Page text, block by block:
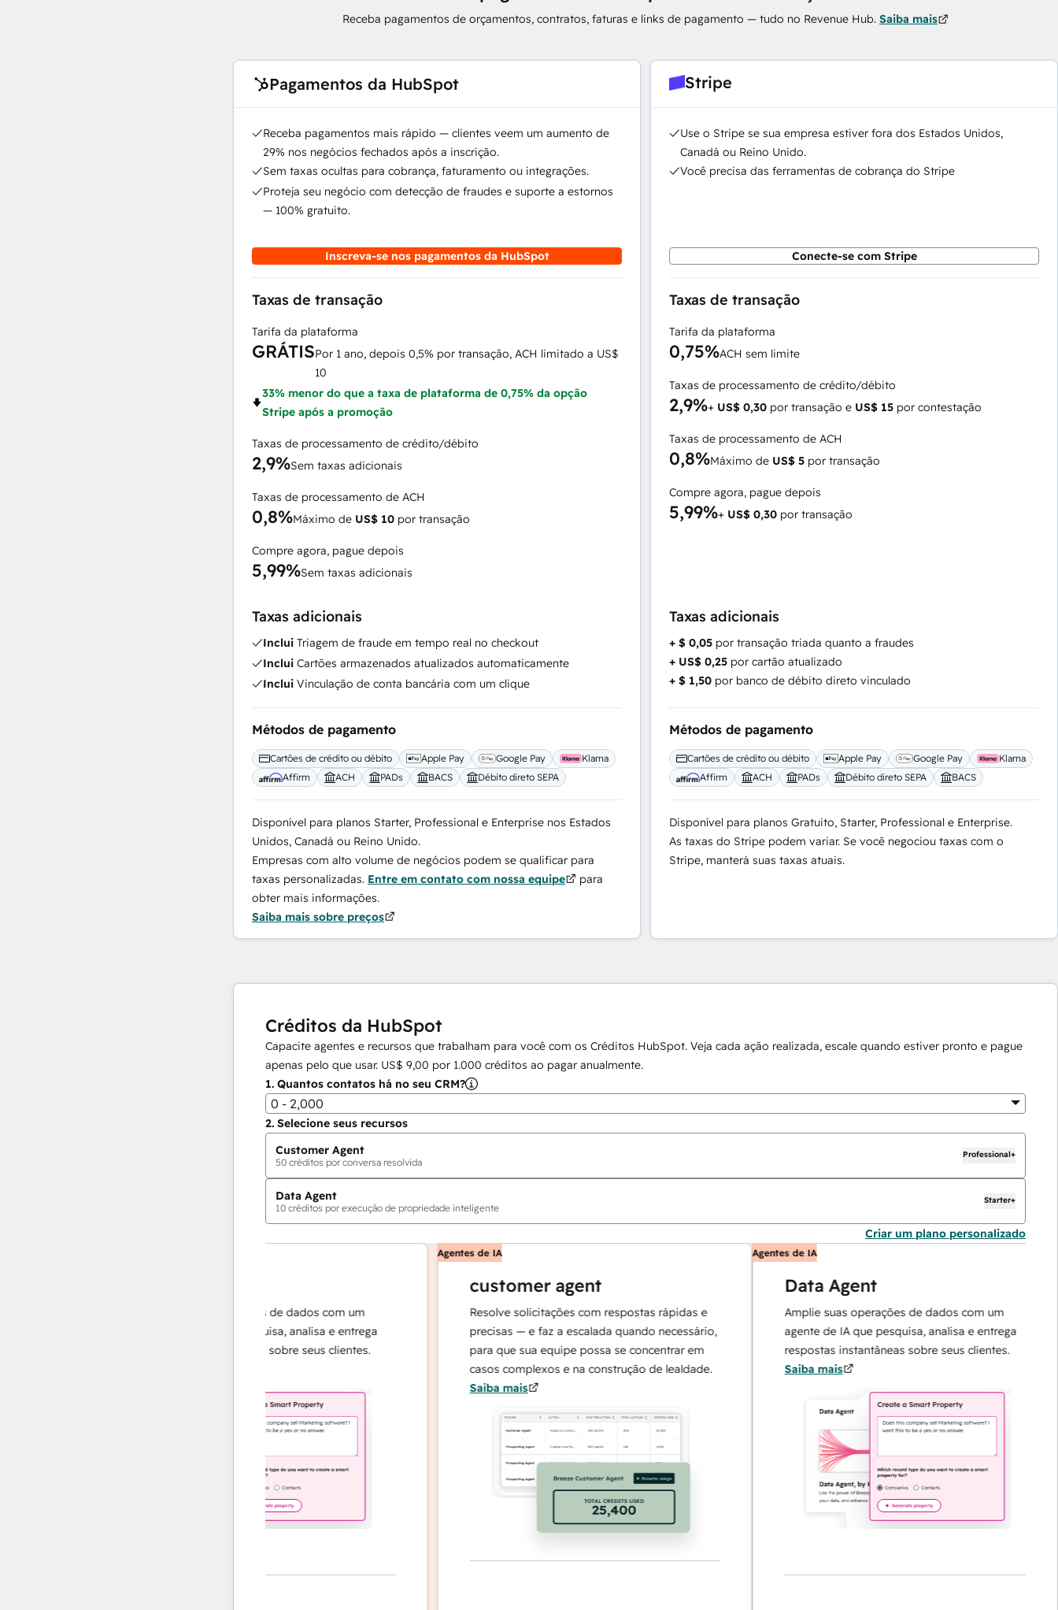
Receba pagamentos de orçamentos, contratos, faturas e links de pagamento — tudo no Revenue Hub. Saiba mais
Pagamentos da HubSpot Stripe
Receba pagamentos mais rápido — clientes veem um aumento de
29% nos negócios fechados após a inscrição.
Sem taxas ocultas para cobrança, faturamento ou integrações.
Proteja seu negócio com detecção de fraudes e suporte a estornos
— 100% gratuito.
Use o Stripe se sua empresa estiver fora dos Estados Unidos,
Canadá ou Reino Unido.
Você precisa das ferramentas de cobrança do Stripe
Inscreva-se nos pagamentos da HubSpot Conecte-se com Stripe
Taxas de transação
Tarifa da plataforma
GRÁTISPor 1 ano, depois 0,5% por transação, ACH limitado a US$
10
33% menor do que a taxa de plataforma de 0,75% da opção
Stripe após a promoção
Taxas de processamento de crédito/débito
2,9%Sem taxas adicionais
Taxas de processamento de ACH
0,8%Máximo de US$ 10 por transação
Compre agora, pague depois
5,99%Sem taxas adicionais
Taxas de transação
Tarifa da plataforma
0,75%ACH sem limite
Taxas de processamento de crédito/débito
2,9%+ US$ 0,30 por transação e US$ 15 por contestação
Taxas de processamento de ACH
0,8%Máximo de US$ 5 por transação
Compre agora, pague depois
5,99%+ US$ 0,30 por transação
Taxas adicionais
Inclui Triagem de fraude em tempo real no checkout
Inclui Cartões armazenados atualizados automaticamente
Inclui Vinculação de conta bancária com um clique
Taxas adicionais
+ $ 0,05 por transação triada quanto a fraudes
+ US$ 0,25 por cartão atualizado
+ $ 1,50 por banco de débito direto vinculado
Métodos de pagamento
Cartões de crédito ou débito Apple Pay Google Pay
Klarna
Affirm
ACH PADs BACS Débito direto SEPA
Métodos de pagamento
Cartões de crédito ou débito Apple Pay Google Pay
Klarna
Affirm
ACH PADs Débito direto SEPA BACS
Disponível para planos Starter, Professional e Enterprise nos Estados
Unidos, Canadá ou Reino Unido.
Empresas com alto volume de negócios podem se qualificar para
taxas personalizadas. Entre em contato com nossa equipe
para
obter mais informações.
Saiba mais sobre preços
Disponível para planos Gratuito, Starter, Professional e Enterprise.
As taxas do Stripe podem variar. Se você negociou taxas com o
Stripe, manterá suas taxas atuais.
Créditos da HubSpot
Capacite agentes e recursos que trabalham para você com os Créditos HubSpot. Veja cada ação realizada, escale quando estiver pronto e pague
apenas pelo que usar. US$ 9,00 por 1.000 créditos ao pagar anualmente.
1. Quantos contatos há no seu CRM?
0 - 2,000
2. Selecione seus recursos
Customer Agent
50 créditos por conversa resolvida
Professional+
Data Agent
10 créditos por execução de propriedade inteligente
Starter+
Criar um plano personalizado
Amplie suas operações de dados com um
agente de IA que pesquisa, analisa e entrega
respostas instantâneas sobre seus clientes.
Agentes de IA
customer agent
Resolve solicitações com respostas rápidas e
precisas — e faz a escalada quando necessário,
para que sua equipe possa se concentrar em
casos complexos e na construção de lealdade.
Saiba mais
Agentes de IA
Data Agent
Amplie suas operações de dados com um
agente de IA que pesquisa, analisa e entrega
respostas instantâneas sobre seus clientes.
Saiba mais